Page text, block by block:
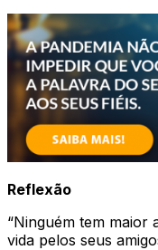
Reflexão
“Ninguém tem maior
vida pelos seus